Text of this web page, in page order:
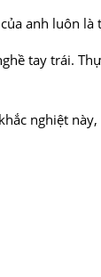
anh luôn là
tay trái.
nghiệt